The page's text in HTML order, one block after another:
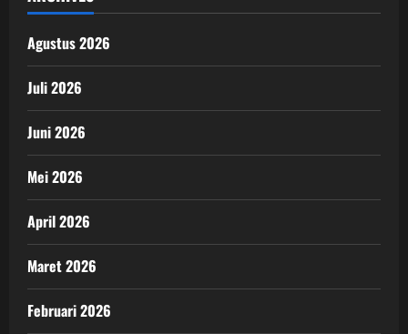
Agustus 2026
Juli 2026
Juni 2026
Mei 2026
April 2026
Maret 2026
Februari 2026